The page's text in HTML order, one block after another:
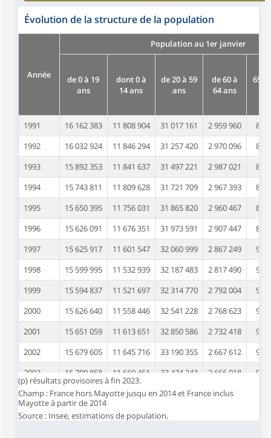
Évolution de la structure de la population
Année
Population au 1er janvier
de 0 à 19
ans
dont 0 à
14 ans
de 20 à 59
ans
de 60 à
64 ans
65
1991 16 162 383 11 808 904 31 017 161 2 959 960
8
1992
16 032 924 11 846 294 31 257 420 2 970 096
8
1993
15 892 353 11 841 637 31 497 221 2 987 021
8
1994
15 743 811 11 809 628 31 721 709 2 967 393
8
1995
15 650 395 11 756 031 31 865 820 2 960 467
8
1996
15 626 091 11 676 351 31 973 591 2 907 447
8
1997
15 625 917 11 601 547 32 060 999 2 867 249
9
1998
15 599 995 11 532 939 32 187 483 2 817 490
9
1999
15 594 837 11 521 697 32 314 770 2 792 004
9
2000
15 626 640 11 558 446 32 541 228 2 768 623
9
2001
15 651 059 11 613 651 32 850 586 2 732 418
9
2002
15 679 605 11 645 716 33 190 355 2 667 612
9
2003
15 709 858 11 669 451 33 474 243 2 666 018
9
2004
15 783 973 11 680 487 33 683 368 2 701 115
2005
15 848 857 11 696 788 33 901 956
(p) résultats provisoires à fin 2023.
Champ : France hors Mayotte jusqu en 2014 et France inclus
Mayotte à partir de 2014
Source : Insee, estimations de population.